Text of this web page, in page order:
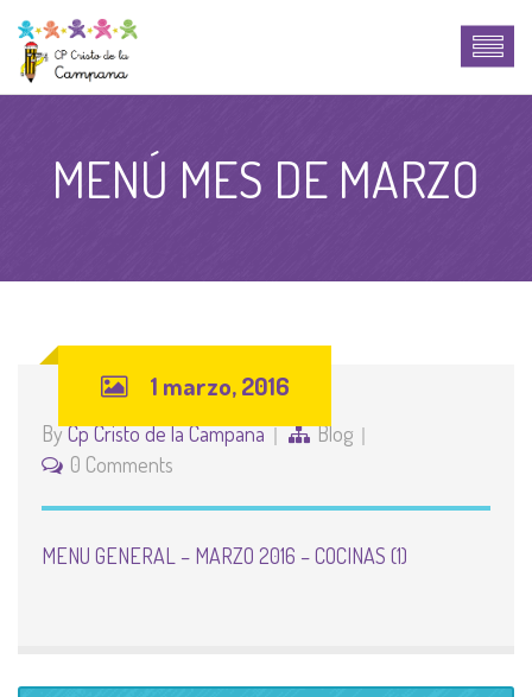
MENÚ MES DE MARZO
1 marzo, 2016
ByCp Cristo de la Campana
Blog
0 Comments
MENU GENERAL – MARZO 2016 – COCINAS (1)